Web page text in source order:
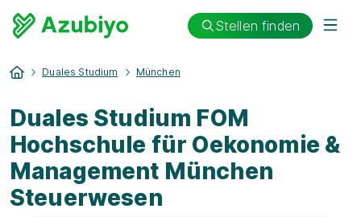
Stellen finden
Duales Studium München
Duales Studium FOM
Hochschule für Oekonomie &
Management München
Steuerwesen